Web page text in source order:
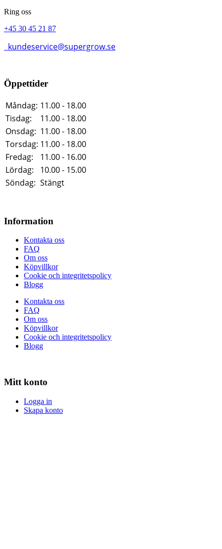
Ring oss
+45 30 45 21 87
kundeservice@supergrow.se
Öppettider
Måndag: 11.00 - 18.00
Tisdag:
11.00 - 18.00
Onsdag: 11.00 - 18.00
Torsdag: 11.00 - 18.00
Fredag:
11.00 - 16.00
Lördag:
10.00 - 15.00
Söndag: Stängt
Information
Kontakta oss
FAQ
Om oss
Köpvillkor
Cookie och integritetspolicy
Blogg
Kontakta oss
FAQ
Om oss
Köpvillkor
Cookie och integritetspolicy
Blogg
Mitt konto
Logga in
Skapa konto